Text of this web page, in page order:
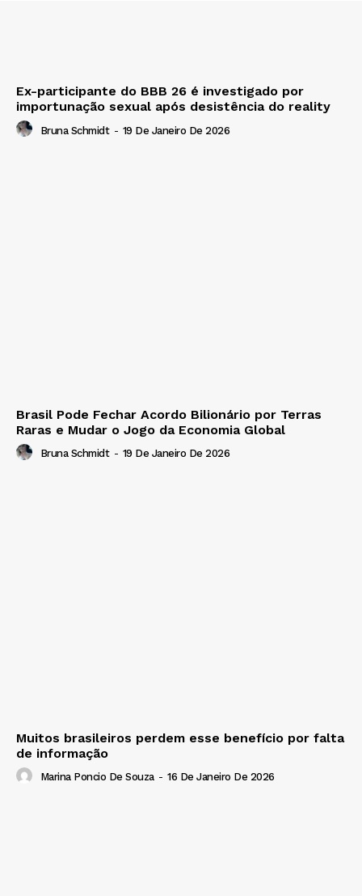
Ex-participante do BBB 26 é investigado por
importunação sexual após desistência do reality
Bruna Schmidt - 19 De Janeiro De 2026
Brasil Pode Fechar Acordo Bilionário por Terras
Raras e Mudar o Jogo da Economia Global
Bruna Schmidt - 19 De Janeiro De 2026
Muitos brasileiros perdem esse benefício por falta
de informação
Marina Poncio De Souza - 16 De Janeiro De 2026